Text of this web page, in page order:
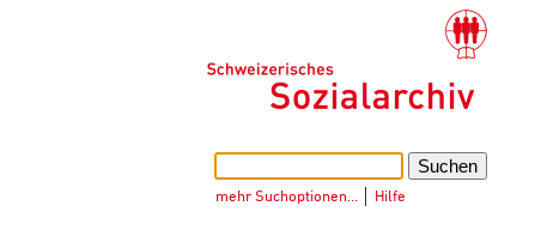
mehr Suchoptionen… Hilfe